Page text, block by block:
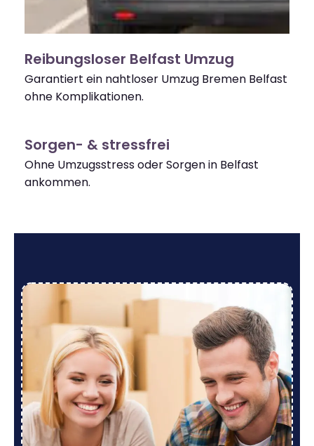
Reibungsloser Belfast Umzug
Garantiert ein nahtloser Umzug Bremen Belfast
ohne Komplikationen.
Sorgen- & stressfrei
Ohne Umzugsstress oder Sorgen in Belfast
ankommen.